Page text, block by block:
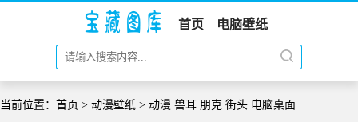
首页 电脑壁纸
当前位置： 首页 > 动漫壁纸 > 动漫 兽耳 朋克 街头 电脑桌面